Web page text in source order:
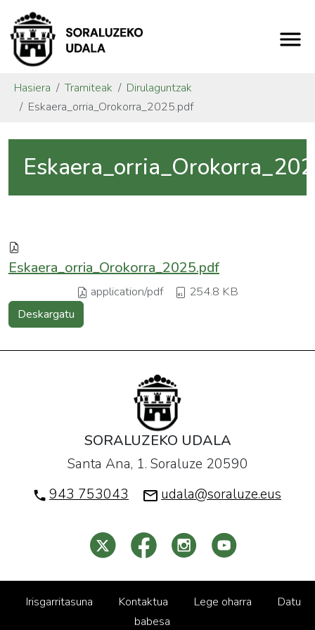
Hasiera Tramiteak
Dirulaguntzak
Eskaera_orria_Orokorra_2025.pdf
Eskaera_orria_Orokorra_2025.pdf
application/pdf 254.8 KB
Deskargatu
SORALUZEKO UDALA
Santa Ana, 1. Soraluze 20590
943 753043
udala@soraluze.eus
Irisgarritasuna Kontaktua Lege oharra
Datu
babesa